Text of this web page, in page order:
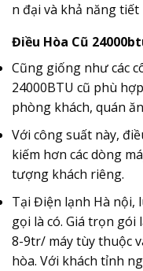
n đại và khả năng
Điều Hòa Cũ
Cũng giống như các
24000BTU cũ phù
phòng khách, quán ăn
Với công suất này,
kiếm hơn các dòng
tượng khách riêng.
Tại Điện lạnh Hà nội,
gọi là có. Giá trọn
8-9tr/ máy tùy thuộc
hòa. Với khách tỉnh